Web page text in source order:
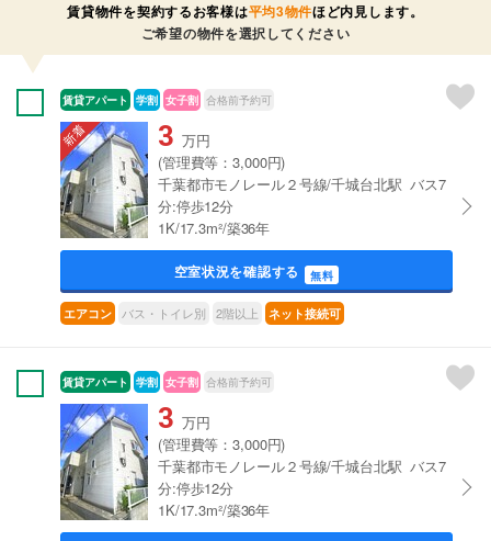
賃貸物件を契約するお客様は平均3物件ほど内見します。
ご希望の物件を選択してください
賃貸アパート 学割 女子割 合格前予約可
3 万円
(管理費等：3,000円)
千葉都市モノレール２号線/千城台北駅 バス7
分:停歩12分
1K/17.3m²/築36年
空室状況を確認する 無料
エアコン バス・トイレ別 2階以上 ネット接続可
賃貸アパート 学割 女子割 合格前予約可
3 万円
(管理費等：3,000円)
千葉都市モノレール２号線/千城台北駅 バス7
分:停歩12分
1K/17.3m²/築36年